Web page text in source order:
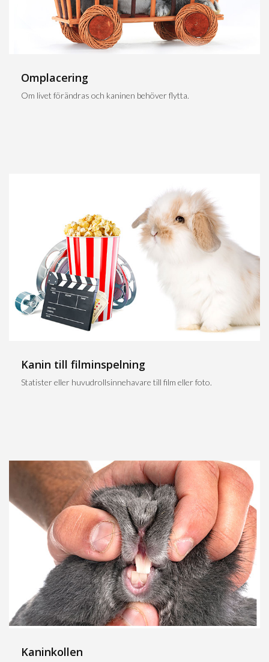
Omplacering
Om livet förändras och kaninen behöver flytta.
Kanin till filminspelning
Statister eller huvudrollsinnehavare till film eller foto.
Kaninkollen